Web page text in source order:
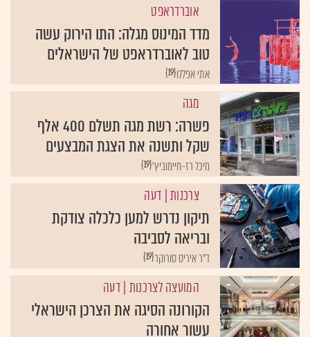
אוברדראפט
מדד המינוס מגלה: התו הירוק עשה
טוב לאוברדראפט של הישראלים
{19}אתי אפללו
מגה
פשרה: רשת מגה תשלם 400 אלף
שקל ותשנה את הצגת המבצעים
{19}מיכל רז-חיימוביץ'
צרכנות| דעה
תיקון נדרש למען כלכלה צודקת
ובריאה לסביבה
{19}ד"ר איריס סורוקר
המועצה לצרכנות | דעה
הקורונה הסיגה את הצרכן הישראלי
עשור אחורה